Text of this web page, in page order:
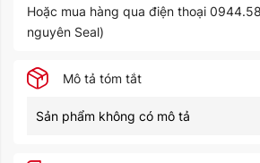
Hoặc mua hàng qua điện thoại
nguyên Seal)
Mô tả tóm tắt
Sản phẩm không có mô tả